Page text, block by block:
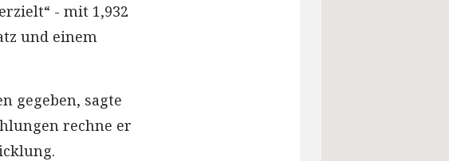
- mit 1,932
und einem
gegeben, sagte
rechne er